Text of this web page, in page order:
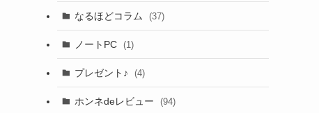
なるほどコラム (37)
ノートPC (1)
プレゼント♪ (4)
ホンネdeレビュー (94)